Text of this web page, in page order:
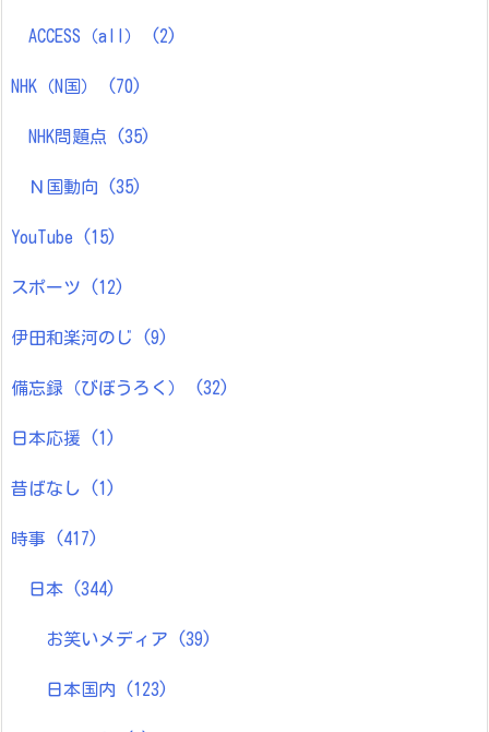
ACCESS（all） (2)
NHK（N国） (70)
NHK問題点 (35)
Ｎ国動向 (35)
YouTube (15)
スポーツ (12)
伊田和楽河のじ (9)
備忘録（びぼうろく） (32)
日本応援 (1)
昔ばなし (1)
時事 (417)
日本 (344)
お笑いメディア (39)
日本国内 (123)